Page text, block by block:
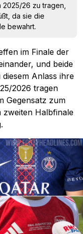
26 zu tragen,
da sie die
bewahrt.
im Finale der
und beide
Anlass ihre
2026 tragen
Gegensatz zum
zweiten Halbfinale